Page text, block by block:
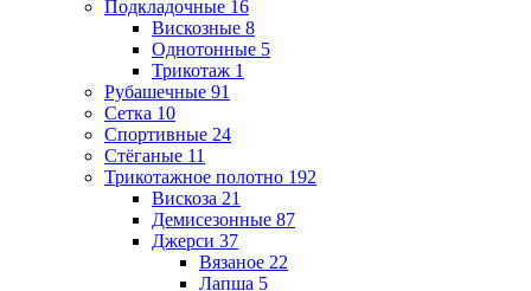
Подкладочные 16
Вискозные 8
Однотонные 5
Трикотаж 1
Рубашечные 91
Сетка 10
Спортивные 24
Стёганые 11
Трикотажное полотно 192
Вискоза 21
Демисезонные 87
Джерси 37
Вязаное 22
Лапша 5